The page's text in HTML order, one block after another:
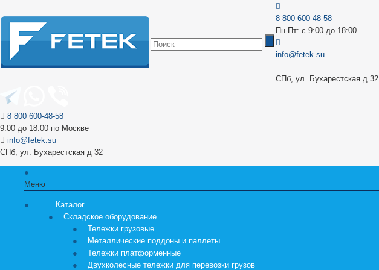
8 800 600-48-58
Пн-Пт: с 9:00 до 18:00
info@fetek.su
СПб, ул. Бухарестская д 32
8 800 600-48-58
9:00 до 18:00 по Москве
info@fetek.su
СПб, ул. Бухарестская д 32
Меню
Каталог
Складское оборудование
Тележки грузовые
Металлические поддоны и паллеты
Тележки платформенные
Двухколесные тележки для перевозки грузов